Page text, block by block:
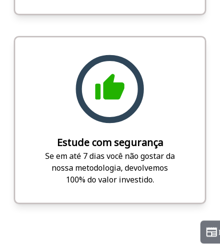
Estude com segurança
Se em até 7 dias você não gostar da
nossa metodologia, devolvemos
100% do valor investido.